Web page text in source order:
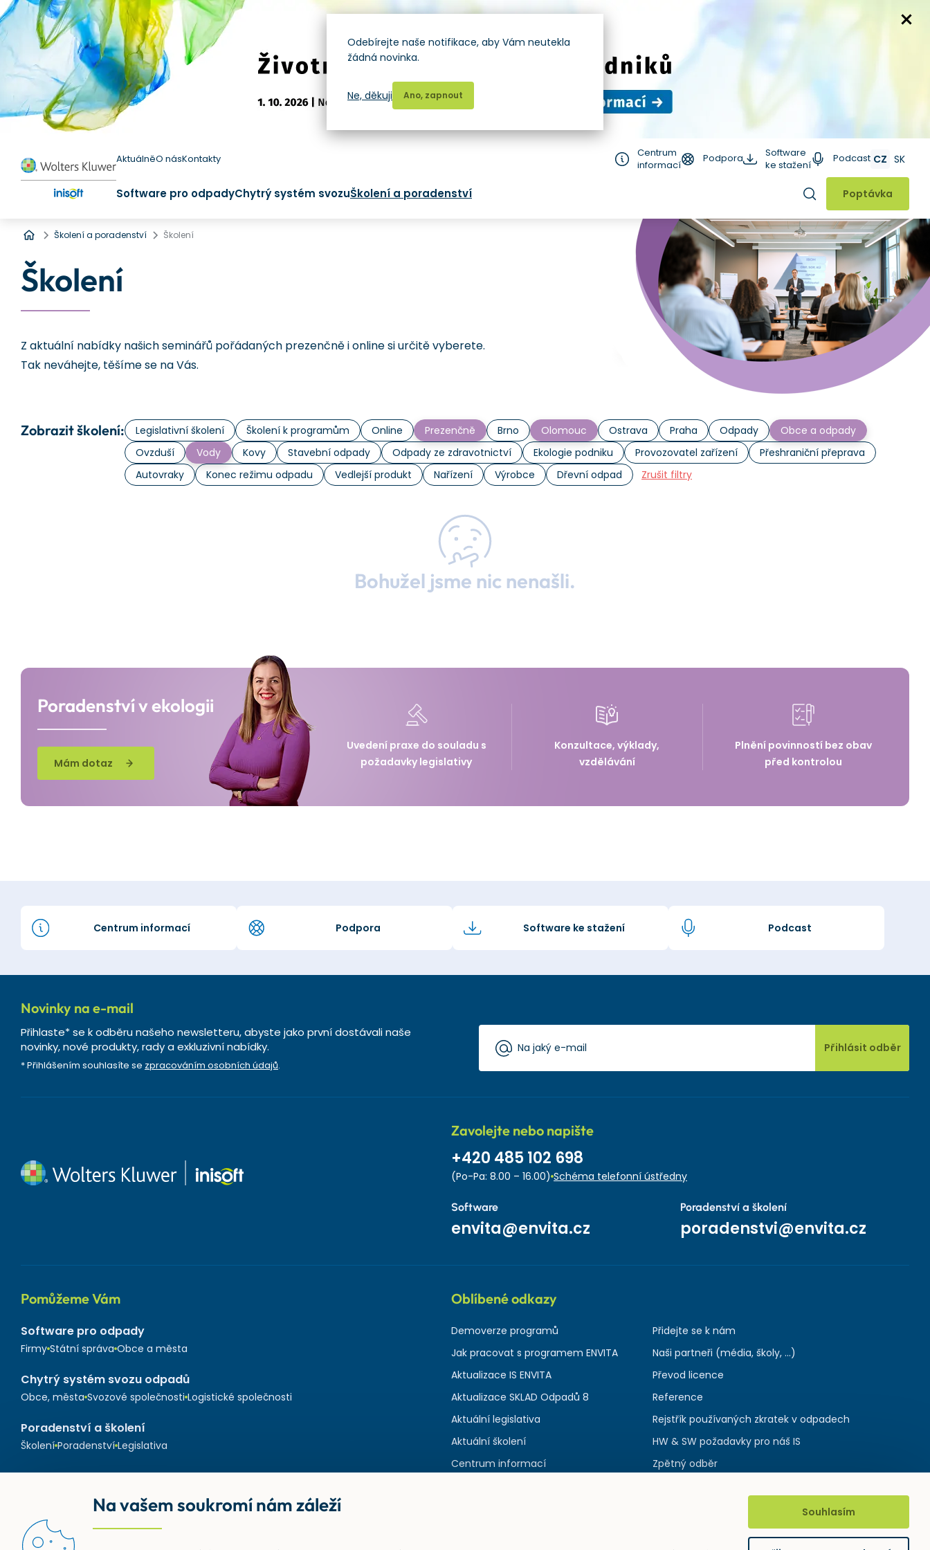
AktuálněO násKontakty
Centrum
informací
Podpora
Software
ke stažení
Podcast CZ SK
Software pro odpadyChytrý systém svozuŠkolení a poradenství Hledat
Poptávka
Úvod
Školení a poradenství Školení
Školení
Z aktuální nabídky našich seminářů pořádaných prezenčně i online si určitě vyberete.
Tak neváhejte, těšíme se na Vás.
Zobrazit školení: Legislativní školení Školení k programům Online Prezenčně Brno Olomouc Ostrava Praha Odpady
Obce a odpady
Ovzduší
Vody Kovy Stavební odpady Odpady ze zdravotnictví Ekologie podniku Provozovatel zařízení
Přeshraniční přeprava
Autovraky
Konec režimu odpadu Vedlejší produkt Nařízení Výrobce Dřevní odpad Zrušit filtry
Bohužel jsme nic nenašli.
Poradenství v ekologii
Mám dotaz
Uvedení praxe do souladu s
požadavky legislativy
Konzultace, výklady,
vzdělávání
Plnění povinností bez obav
před kontrolou
Centrum informací Podpora Software ke stažení Podcast
Novinky na e-mail
Přihlaste* se k odběru našeho newsletteru, abyste jako první dostávali naše
novinky, nové produkty, rady a exkluzivní nabídky.
* Přihlášením souhlasíte se zpracováním osobních údajů.
Přihlásit odběr
Zavolejte nebo napište
+420 485 102 698
(Po-Pa: 8.00 – 16.00) Schéma telefonní ústředny
Software
envita@envita.cz
Poradenství a školení
poradenstvi@envita.cz
Pomůžeme Vám
Software pro odpady
Firmy Státní správa Obce a města
Chytrý systém svozu odpadů
Obce, města Svozové společnosti Logistické společnosti
Poradenství a školení
Školení Poradenství Legislativa
Oblíbené odkazy
Demoverze programů
Jak pracovat s programem ENVITA
Aktualizace IS ENVITA
Aktualizace SKLAD Odpadů 8
Aktuální legislativa
Aktuální školení
Centrum informací
Přidejte se k nám
Naši partneři (média, školy, ...)
Převod licence
Reference
Rejstřík používaných zkratek v odpadech
HW & SW požadavky pro náš IS
Zpětný odběr
Odebírejte naše notifikace, aby Vám neutekla
žádná novinka.
Ano, zapnout
Ne, děkuji
Na vašem soukromí nám záleží Souhlasím